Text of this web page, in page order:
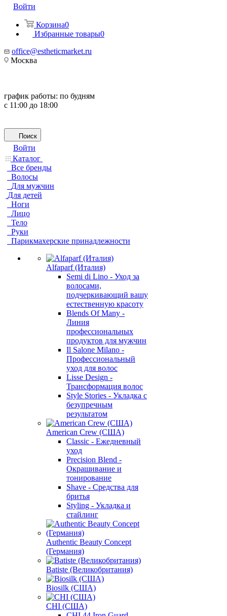
Войти
Корзина0
Избранные товары0
office@estheticmarket.ru
Москва
график работы: по будням
с 11:00 до 18:00
Поиск
Войти
Каталог
Все бренды
Волосы
Для мужчин
Для детей
Ноги
Лицо
Тело
Руки
Парикмахерские принадлежности
Alfaparf (Италия)
Semi di Lino - Уход за
волосами,
подчеркивающий вашу
естественную красоту
Blends Of Many -
Линия
профессиональных
продуктов для мужчин
Il Salone Milano -
Профессиональный
уход для волос
Lisse Design -
Трансформация волос
Style Stories - Укладка с
безупречным
результатом
American Crew (США)
Classic - Ежедневный
уход
Precision Blend -
Окрашивание и
тонирование
Shave - Средства для
бритья
Styling - Укладка и
стайлинг
Authentic Beauty Concept
(Германия)
Batiste (Великобритания)
Biosilk (США)
CHI (США)